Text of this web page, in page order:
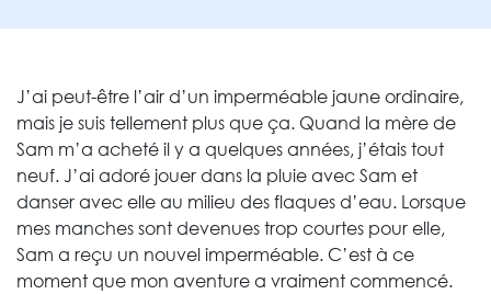
J’ai peut-être l’air d’un imperméable jaune ordinaire,
mais je suis tellement plus que ça. Quand la mère de
Sam m’a acheté il y a quelques années, j’étais tout
neuf. J’ai adoré jouer dans la pluie avec Sam et
danser avec elle au milieu des flaques d’eau. Lorsque
mes manches sont devenues trop courtes pour elle,
Sam a reçu un nouvel imperméable. C’est à ce
moment que mon aventure a vraiment commencé.